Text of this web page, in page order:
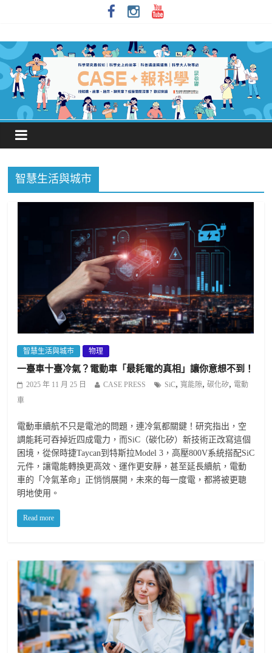
智慧生活與城市
智慧生活與城市 物理
一臺車十臺冷氣？電動車「最耗電的真相」讓你意想不到！
2025 年 11 月 25 日 CASE PRESS SiC, 寬能隙,碳化矽, 電動
車
電動車續航不只是電池的問題，連冷氣都關鍵！研究指出，空
調能耗可吞掉近四成電力，而SiC（碳化矽）新技術正改寫這個
困境，從保時捷Taycan到特斯拉Model 3，高壓800V系統搭配SiC
元件，讓電能轉換更高效、運作更安靜，甚至延長續航，電動
車的「冷氣革命」正悄悄展開，未來的每一度電，都將被更聰
明地使用。
Read more